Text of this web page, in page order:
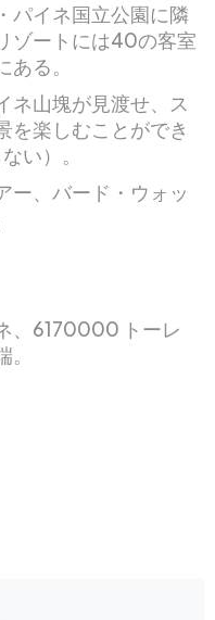
パイネ国立公園に隣
ゾートには40の客室
る。
ネ山塊が見渡せ、ス
を楽しむことができ
い）。
ー、バード・ウォッ
、6170000 トーレ